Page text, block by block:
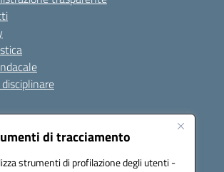
di tracciamento
strumenti di profilazione degli utenti -
disciplinare
di riferimento: 2025/2026